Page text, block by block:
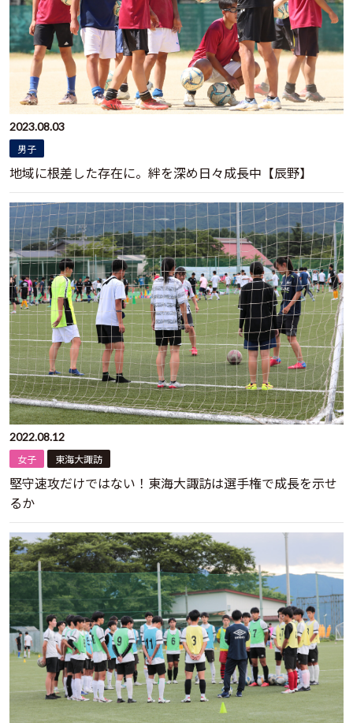
2023.08.03
男子
地域に根差した存在に。絆を深め日々成長中【辰野】
2022.08.12
女子
東海大諏訪
堅守速攻だけではない！東海大諏訪は選手権で成長を示せ
るか